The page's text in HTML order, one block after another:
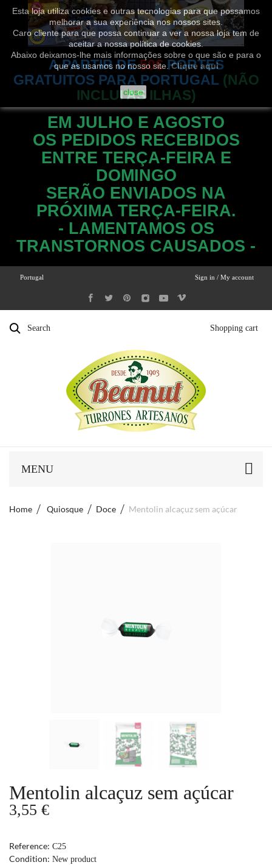
Esta loja utiliza cookies e outras tecnologias para que possamos
melhorar a sua experiência nos nossos sites.
Caro cliente para que possa continuar a ver a nossa loja tem de
aceitar a nossa política de cookies.
Abaixo deixamos-lhe mais informações sobre o que são e para o
que as usamos no nosso site.Clique aqui
close
A PARTIR DE 50€ PORTES
GRATUITOS PARA PORTUGAL (NÃO
INCLUI AS ILHAS)
EM JULHO E AGOSTO
OS PEDIDOS RECEBIDOS
ENTRE TERÇA-FEIRA E
DOMINGO
SERÃO ENVIADOS NA
PRÓXIMA TERÇA-FEIRA.
- LAMENTAMOS OS
TRANSTORNOS CAUSADOS -
Sign in / My account
Portugal
Search Shopping cart
MENU
Home Quiosque Doce Mentolin alcaçuz sem açúcar
Mentolin alcaçuz sem açúcar
3,55 €
Reference: C25
Condition: New product